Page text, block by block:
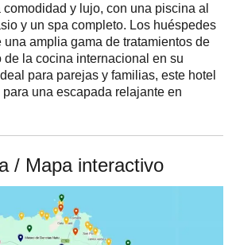
y lujo, con una piscina al
y un spa completo. Los huéspedes
una amplia gama de tratamientos de
de la cocina internacional en su
para parejas y familias, este hotel
una escapada relajante en
/ Mapa interactivo